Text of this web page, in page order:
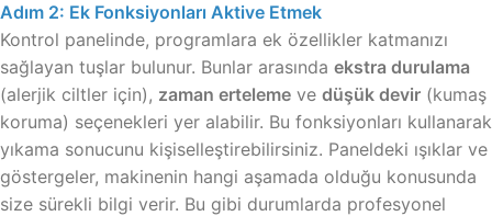
Adım 2: Ek Fonksiyonları Aktive Etmek
Kontrol panelinde, programlara ek özellikler katmanızı
sağlayan tuşlar bulunur. Bunlar arasında ekstra durulama
(alerjik ciltler için), zaman erteleme ve düşük devir (kumaş
koruma) seçenekleri yer alabilir. Bu fonksiyonları kullanarak
yıkama sonucunu kişiselleştirebilirsiniz. Paneldeki ışıklar ve
göstergeler, makinenin hangi aşamada olduğu konusunda
size sürekli bilgi verir. Bu gibi durumlarda profesyonel